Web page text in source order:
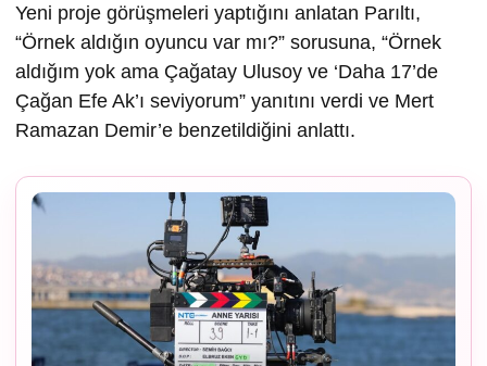
Yeni proje görüşmeleri yaptığını anlatan Parıltı,
“Örnek aldığın oyuncu var mı?” sorusuna, “Örnek
aldığım yok ama Çağatay Ulusoy ve ‘Daha 17’de
Çağan Efe Ak’ı seviyorum” yanıtını verdi ve Mert
Ramazan Demir’e benzetildiğini anlattı.